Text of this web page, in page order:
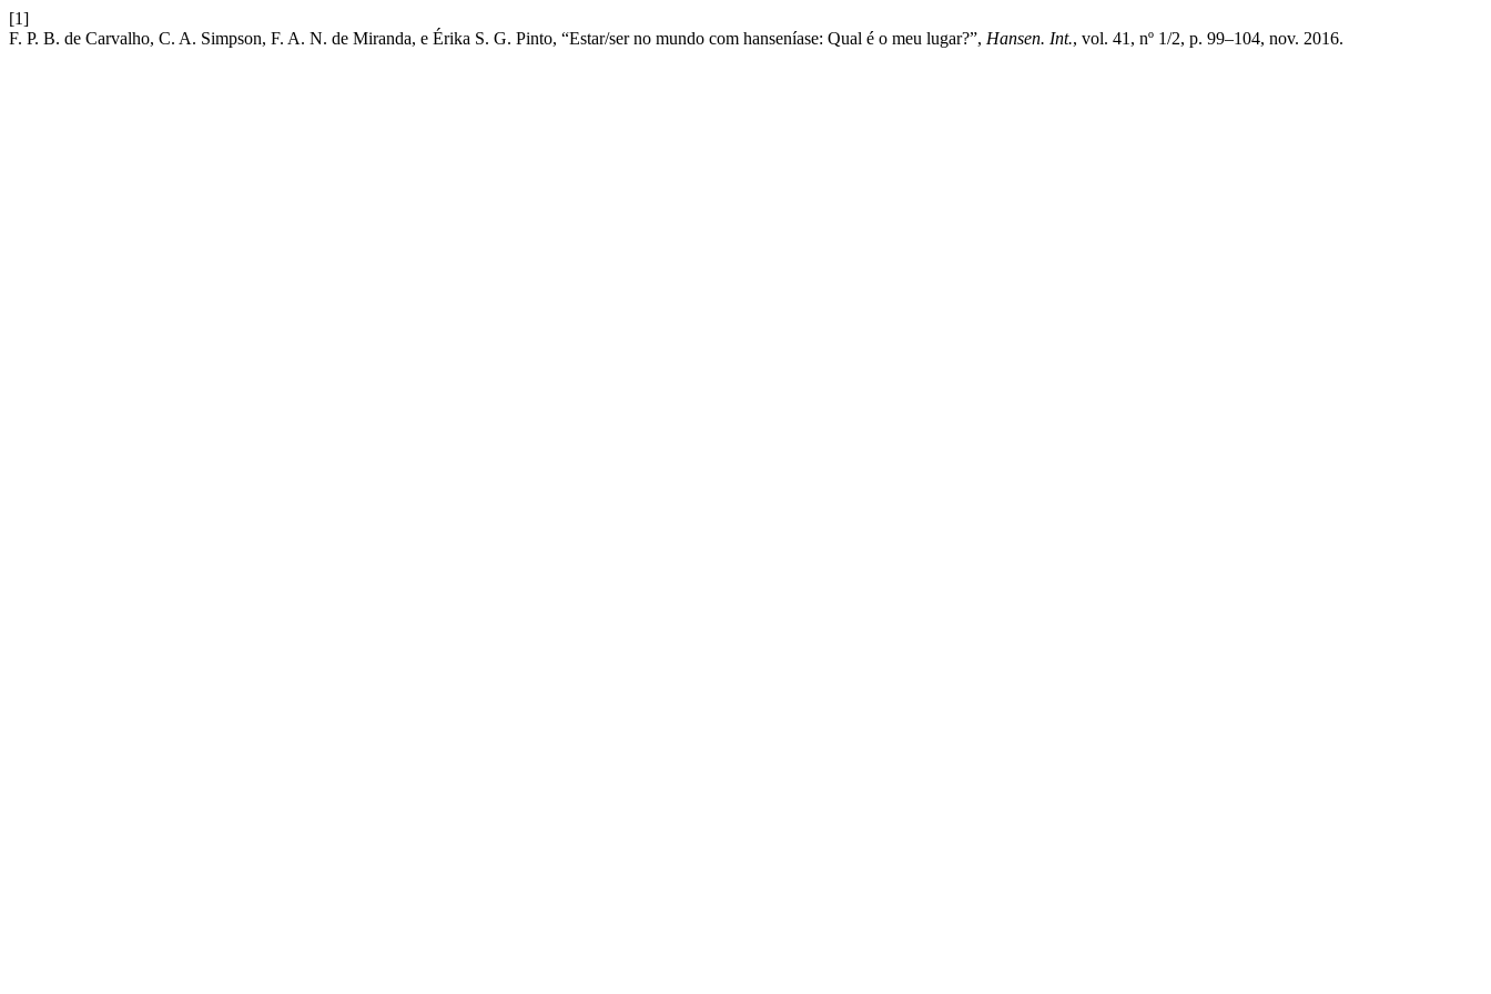
[1]
F. P. B. de Carvalho, C. A. Simpson, F. A. N. de Miranda, e Érika S. G. Pinto, “Estar/ser no mundo com hanseníase: Qual é o meu lugar?”, Hansen. Int., vol. 41, nº 1/2, p. 99–104, nov. 2016.